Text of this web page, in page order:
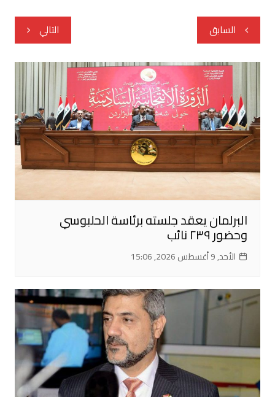
تصفّح
المقالات
السابق التالي
البرلمان يعقد جلسته برئاسة الحلبوسي
وحضور ٢٣٩ نائب
الأحد, 9 أغسطس 2026, 15:06